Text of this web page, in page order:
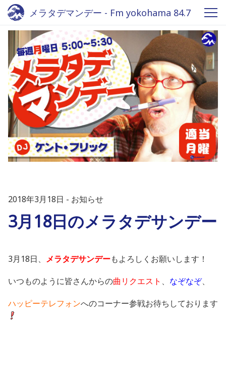
メラタデマンデー - Fm yokohama 84.7
2018年3月18日 お知らせ
3月18日のメラタデサンデー
3月18日、 メラタデサンデーもよろしくお願いします！
いつものように皆さんからの曲リクエスト 、 なぞなぞ、
ハッピーテレフォンへのコーナー参戦お待ちしております